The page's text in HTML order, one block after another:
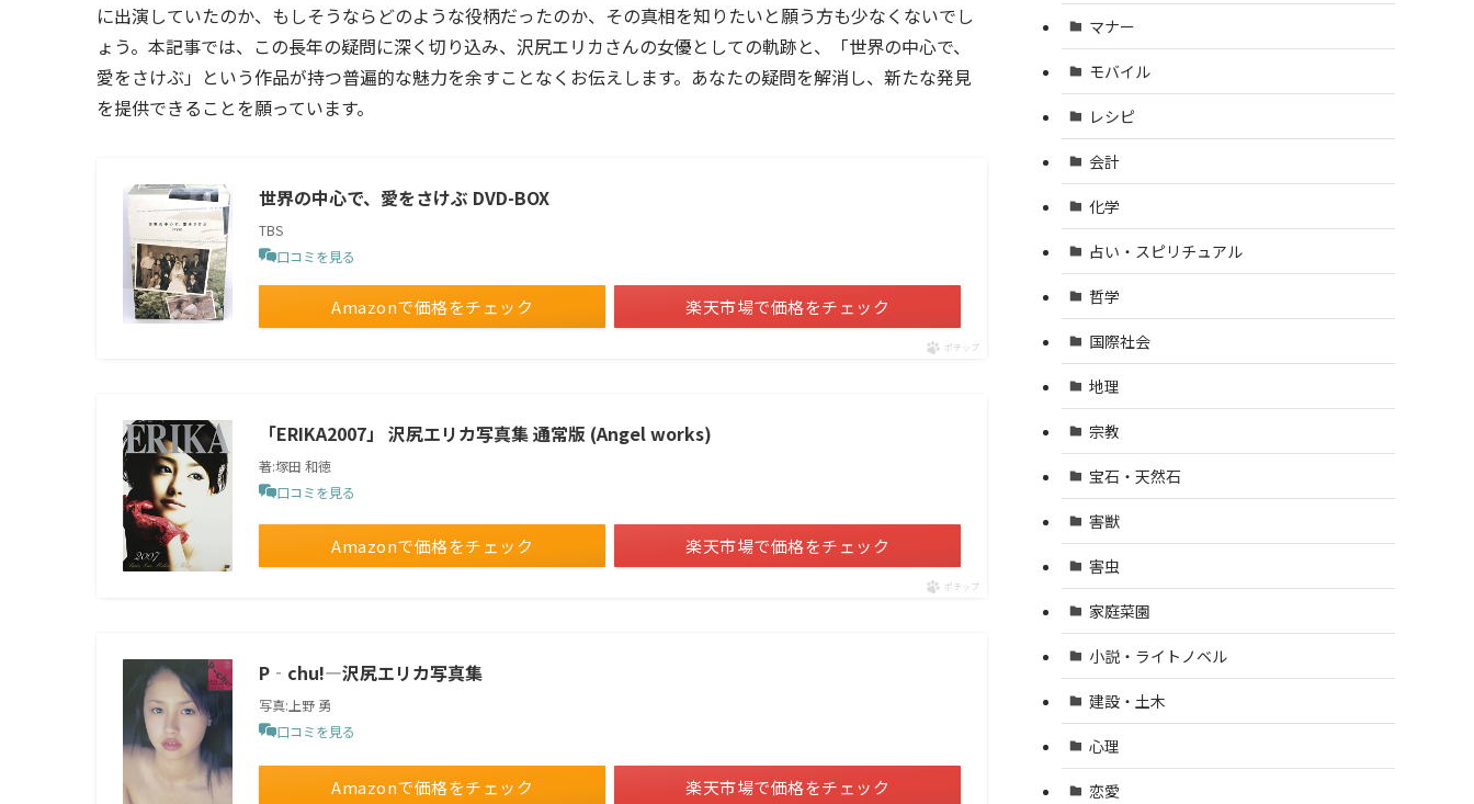
に出演していたのか、もしそうならどのような役柄だったのか、その真相を知りたいと願う方も少なくないでし
ょう。本記事では、この長年の疑問に深く切り込み、沢尻エリカさんの女優としての軌跡と、「世界の中心で、
愛をさけぶ」という作品が持つ普遍的な魅力を余すことなくお伝えします。あなたの疑問を解消し、新たな発見
を提供できることを願っています。
世界の中心で、愛をさけぶ DVD-BOX
TBS
口コミを見る
Amazonで価格をチェック 楽天市場で価格をチェック
ポチップ
「ERIKA2007」 沢尻エリカ写真集 通常版 (Angel works)
著:塚田 和徳
口コミを見る
Amazonで価格をチェック 楽天市場で価格をチェック
ポチップ
P‐chu!―沢尻エリカ写真集
写真:上野 勇
口コミを見る
Amazonで価格をチェック 楽天市場で価格をチェック
マナー
モバイル
レシピ
会計
化学
占い・スピリチュアル
哲学
国際社会
地理
宗教
宝石・天然石
害獣
害虫
家庭菜園
小説・ライトノベル
建設・土木
心理
恋愛